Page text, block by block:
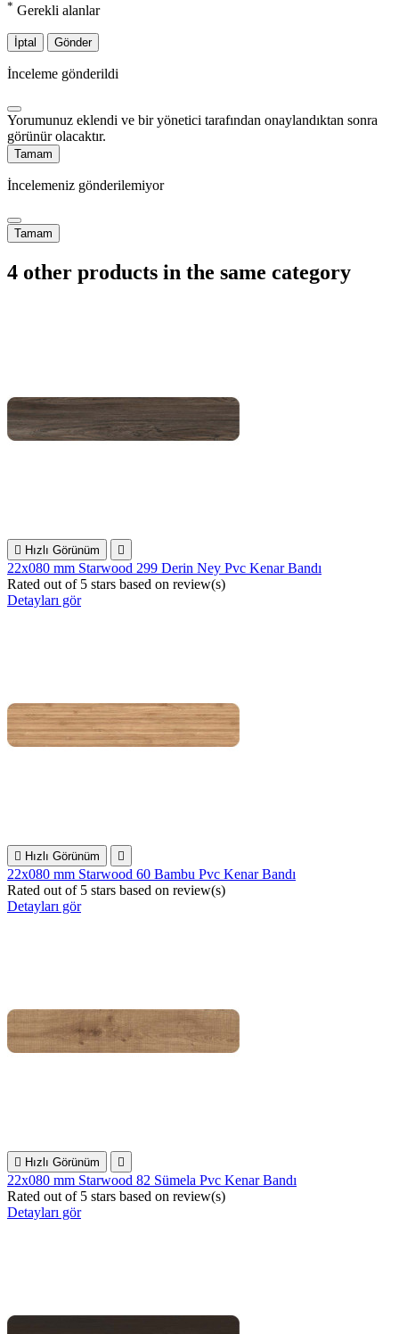
* Gerekli alanlar
İptal Gönder
İnceleme gönderildi
Yorumunuz eklendi ve bir yönetici tarafından onaylandıktan sonra
görünür olacaktır.
Tamam
İncelemeniz gönderilemiyor
Tamam
4 other products in the same category
 Hızlı Görünüm 
22x080 mm Starwood 299 Derin Ney Pvc Kenar Bandı
Rated out of 5 stars based on review(s)
Detayları gör
 Hızlı Görünüm 
22x080 mm Starwood 60 Bambu Pvc Kenar Bandı
Rated out of 5 stars based on review(s)
Detayları gör
 Hızlı Görünüm 
22x080 mm Starwood 82 Sümela Pvc Kenar Bandı
Rated out of 5 stars based on review(s)
Detayları gör